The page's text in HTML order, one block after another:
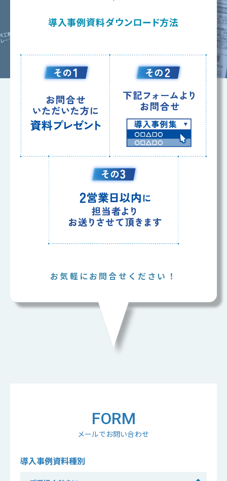
導入事例資料ダウンロード方法
お気軽にお問合せください！
FORM
メールでお問い合わせ
導入事例資料種別